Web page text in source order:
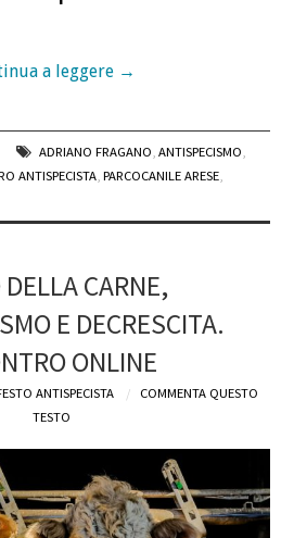
a leggere →
ADRIANO FRAGANO, ANTISPECISMO,
ANTISPECISTA,PARCOCANILE ARESE,
DELLA CARNE,
E DECRESCITA.
ONLINE
ANTISPECISTA
COMMENTA QUESTO
TESTO